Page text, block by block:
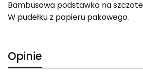
Bambusowa podstawka na
W pudełku z papieru pakowego.
Opinie